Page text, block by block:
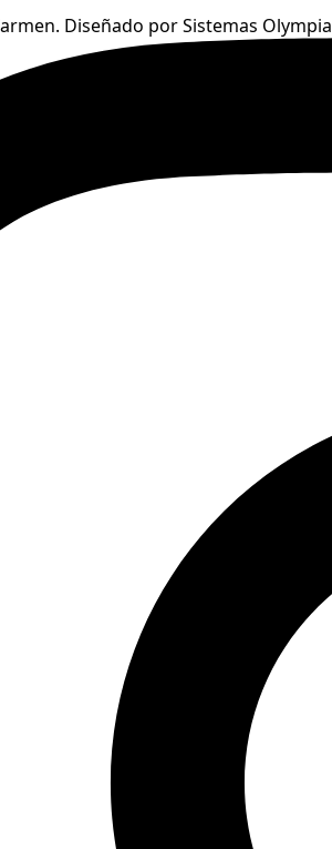
Diseñado por Sistemas Olympia